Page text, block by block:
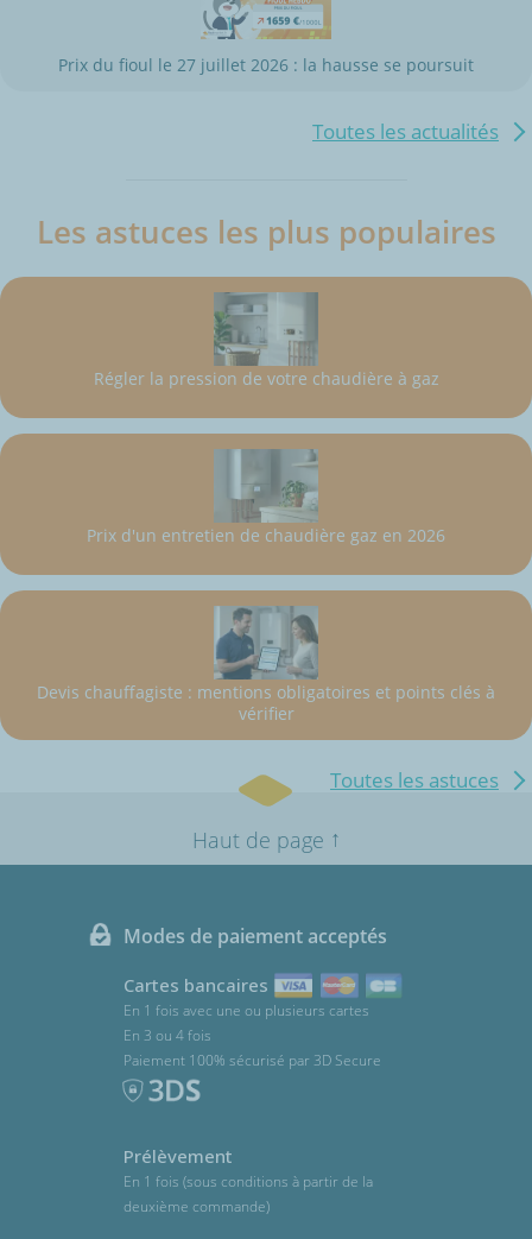
Prix du fioul le 27 juillet 2026 : la hausse se poursuit
Toutes les actualités
Les astuces les plus populaires
Régler la pression de votre chaudière à gaz
Prix d'un entretien de chaudière gaz en 2026
Devis chauffagiste : mentions obligatoires et points clés à
vérifier
Toutes les astuces
Haut de page ↑
Modes de paiement acceptés
Cartes bancaires
En 1 fois avec une ou plusieurs cartes
En 3 ou 4 fois
Paiement 100% sécurisé par 3D Secure
Prélèvement
En 1 fois (sous conditions à partir de la
deuxième commande)